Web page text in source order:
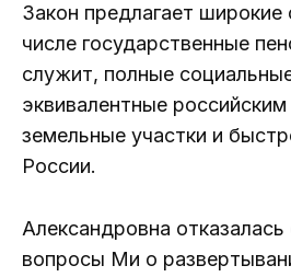
Закон предлагает
числе государственные
служит, полные
эквивалентные
земельные участки и
России.
Александровна отказалась
вопросы Ми о